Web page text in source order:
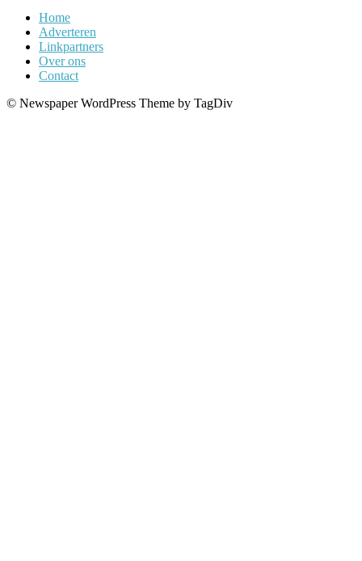
Home
Adverteren
Linkpartners
Over ons
Contact
© Newspaper WordPress Theme by TagDiv